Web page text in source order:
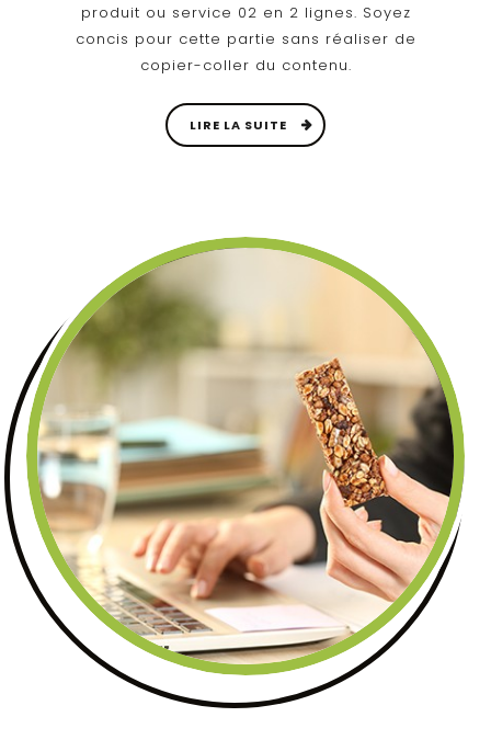
produit ou service 02 en 2 lignes. Soyez
concis pour cette partie sans réaliser de
copier-coller du contenu.
LIRE LA SUITE